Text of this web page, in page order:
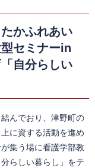
かふれあい
セミナーin
自分らしい
んでおり、津野町の
に資する活動を進め
集う場に看護学部教
らしい暮らし」をテ